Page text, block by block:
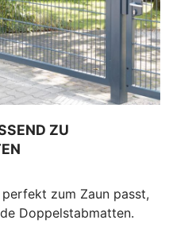
ZU
zum Zaun passt,
Doppelstabmatten.